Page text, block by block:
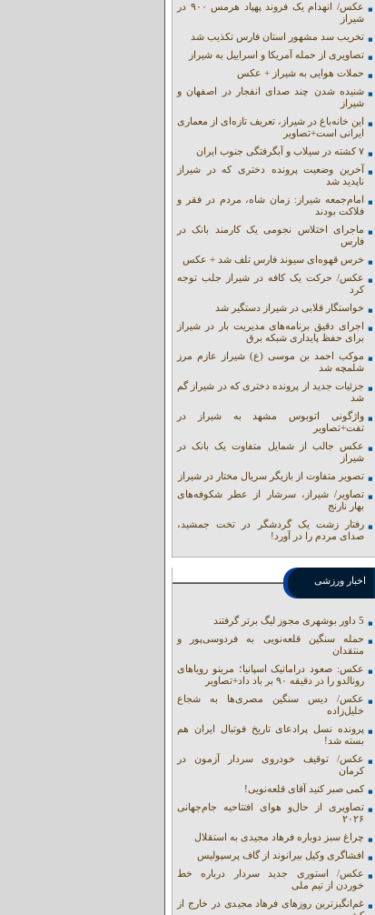
عکس/ انهدام یک فروند پهپاد هرمس ۹۰۰ در
شیراز
تخریب سد مشهور استان فارس تکذیب شد
تصاویری از حمله آمریکا و اسراییل به شیراز
حملات هوایی به شیراز + عکس
شنیده شدن چند صدای انفجار در اصفهان و
شیراز
این خانه‌باغ در شیراز، تعریف تازه‌ای از معماری
ایرانی است+تصاویر
۷ کشته در سیلاب و آبگرفتگی جنوب ایران
آخرین وضعیت پرونده دختری که در شیراز
ناپدید شد
امام‌جمعه شیراز: زمان شاه، مردم در فقر و
فلاکت بودند
ماجرای اختلاس نجومی یک کارمند بانک در
فارس
خرس قهوه‌ای سیوند فارس تلف شد + عکس
عکس/ حرکت یک کافه در شیراز جلب توجه
کرد
خواستگار قلابی در شیراز دستگیر شد
اجرای دقیق برنامه‌های مدیریت بار در شیراز
برای حفظ پایداری شبکه برق
موکب احمد بن موسی (ع) شیراز عازم مرز
شلمچه شد
جزئیات جدید از پرونده دختری که در شیراز گم
شد
واژگونی اتوبوس مشهد به شیراز در
تفت+تصاویر
عکس جالب از شمایل متفاوت یک بانک در
شیراز
تصویر متفاوت از بازیگر سریال مختار در شیراز
تصاویر/ شیراز، سرشار از عطر شکوفه‌های
بهار نارنج
رفتار زشت یک گردشگر در تخت جمشید،
صدای مردم را در آورد!
اخبار ورزشی
5 داور بوشهری مجوز لیگ برتر گرفتند
حمله سنگین قلعه‌نویی به فردوسی‌پور و
منتقدان
عکس: صعود دراماتیک اسپانیا؛ مرینو رویاهای
رونالدو را در دقیقه ۹۰ بر باد داد+تصاویر
عکس/ دیس سنگین مصری‌ها به شجاع
خلیل‌زاده
پرونده نسل پرادعای تاریخ فوتبال ایران هم
بسته شد!
عکس/ توقیف خودروی سردار آزمون در
کرمان
کمی صبر کنید آقای قلعه‌نویی!
تصاویری از حال‌و هوای افتتاحیه جام‌جهانی
۲۰۲۶
چراغ سبز دوباره فرهاد مجیدی به استقلال
افشاگری وکیل بیرانوند از گاف‌ پرسپولیس
عکس/ استوری جدید سردار درباره خط
خوردن از تیم ملی
غم‌انگیزترین روزهای فرهاد مجیدی در خارج از